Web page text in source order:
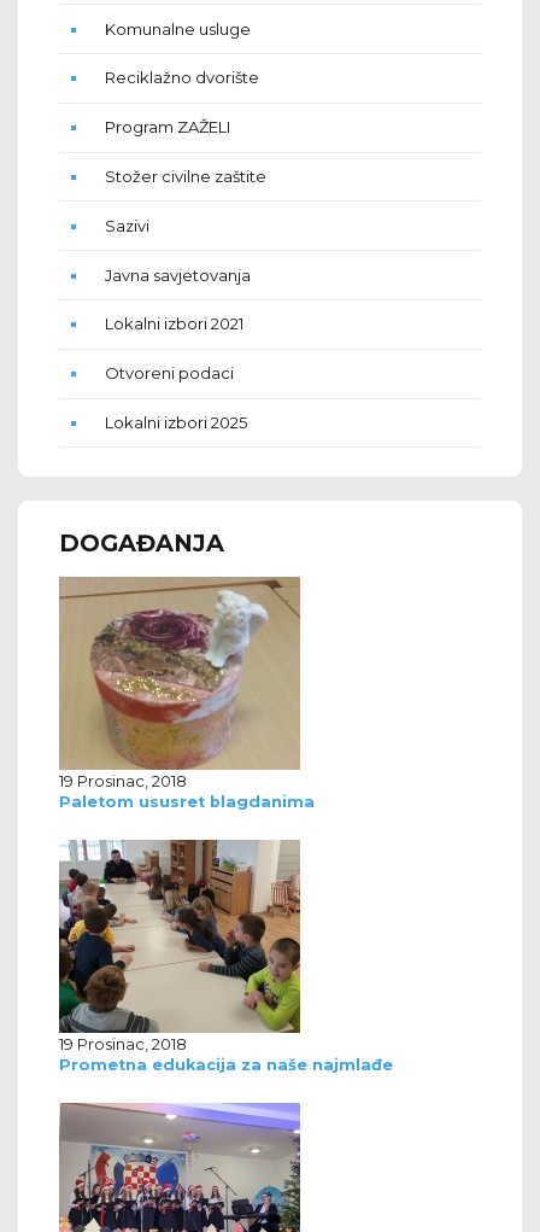
Komunalne usluge
Reciklažno dvorište
Program ZAŽELI
Stožer civilne zaštite
Sazivi
Javna savjetovanja
Lokalni izbori 2021
Otvoreni podaci
Lokalni izbori 2025
DOGAĐANJA
19 Prosinac, 2018
Paletom ususret blagdanima
19 Prosinac, 2018
Prometna edukacija za naše najmlađe